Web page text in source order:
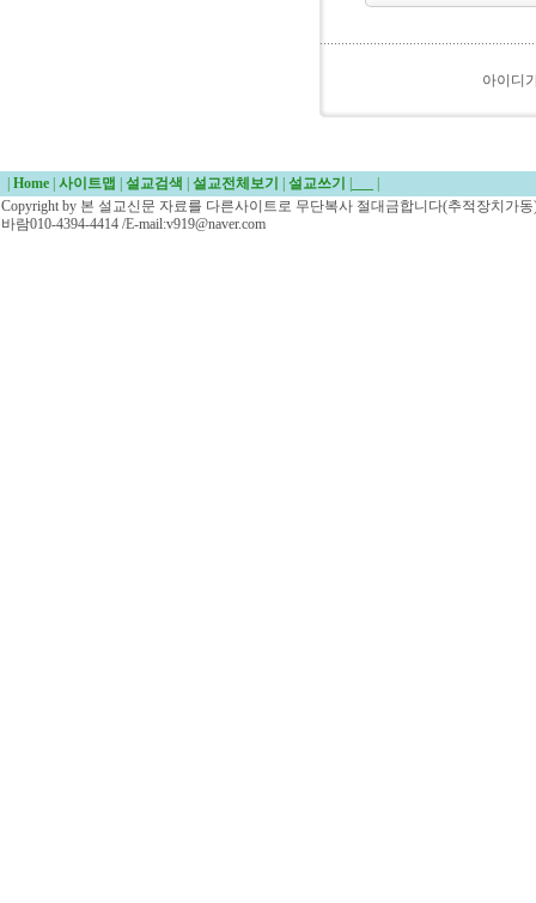
아이디
Home 사이트맵 설교검색 설교전체보기 설교쓰기
Copyright by 본 설교신문 자료를 다른사이트로 무단복사 절대금합니다(추적장치가
바람010-4394-4414 /E-mail:v919@naver.com